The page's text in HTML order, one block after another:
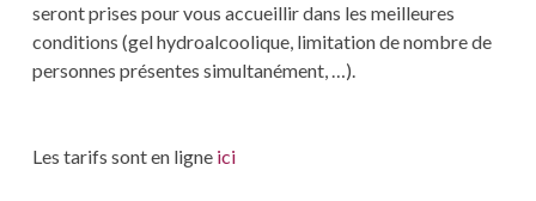
seront prises pour vous accueillir dans les meilleures
conditions (gel hydroalcoolique, limitation de nombre de
personnes présentes simultanément, …).
Les tarifs sont en ligne ici